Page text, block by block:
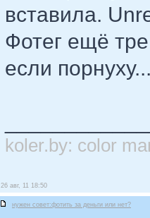
вставила.
Фотег ещё
если
koler.by: color
26 авг, 11 18:50
нужен совет:фотить за деньги или нет?